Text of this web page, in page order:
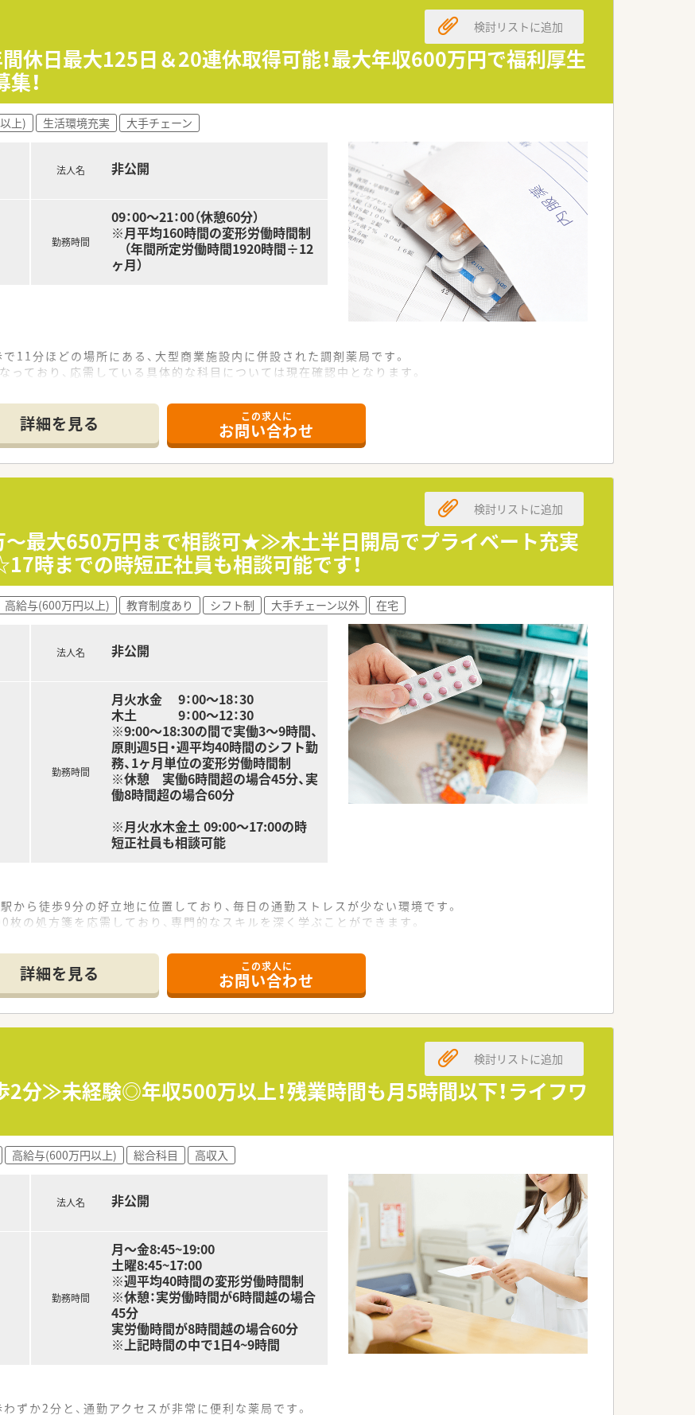
業で、女性社長ならではの視点で柔軟な働き方を追求しています。
ており、事務センターの活用で薬剤師が業務に集中できる環境です。
栄養士と連携した健康相談など予防医療にも力を入れています。
間休日最大125日＆20連休取得可能！最大年収600万円で福利厚生
！
検討リストに追加
上) 生活環境充実 大手チェーン
法人名 非公開
勤務時間
09：00～21：00（休憩60分）
※月平均160時間の変形労働時間制
（年間所定労働時間1920時間÷12
ヶ月）
11分ほどの場所にある、大型商業施設内に併設された調剤薬局です。
ており、応需している具体的な科目については現在確認中となります。
ご経験や前職をしっかりと考慮した上で年収450万円から600万円の範囲で決定します。
7月と12月の年3回支給され、5月は業績連動による賞与が支給される制度です。
教育手当や住宅助成金などの手当項目が充実しており生活面から手厚くサポートされます。
、週32時間以上の勤務条件でご自身のライフスタイルに合わせた働き方が可能となります。
ており、最大20日間の長期連休を分割して取得できるためプライベートも充実します。
あり、復帰率も非常に高く育児時短勤務はお子様が小学校を卒業するまで利用できます。
詳細を見る この求人に
お問い合わせ
～最大650万円まで相談可★≫木土半日開局でプライベート充実
時までの時短正社員も相談可能です！
検討リストに追加
高給与(600万円以上) 教育制度あり シフト制 大手チェーン以外 在宅
法人名 非公開
勤務時間
月火水金 9：00～18：30
木土 9：00～12：30
※9:00～18:30の間で実働3～9時間、
原則週5日・週平均40時間のシフト勤
務、1ヶ月単位の変形労働時間制
※休憩 実働6時間超の場合45分、実
働8時間超の場合60分
※月火水木金土 09:00～17:00の時
短正社員も相談可能
ら徒歩9分の好立地に位置しており、毎日の通勤ストレスが少ない環境です。
の処方箋を応需しており、専門的なスキルを深く学ぶことができます。
、在宅件数の急増に伴い体制を強化するため、新しい仲間を急募しております。
須となるため、普通自動車免許をお持ちで運転ができる方を歓迎いたします。
ください！
場であり、周囲と円滑に連携が取れる明るいお人柄の方を求めています。
局を展開しており、現在も積極的に店舗数を増やしている成長企業です。
ご家族だけでなく、働く従業員の幸せも大切にする姿勢を徹底しています。
リニック開設のコンサルタント事業など、多角的なビジネスを展開しています。
詳細を見る この求人に
お問い合わせ
2分≫未経験◎年収500万以上！残業時間も月5時間以下！ライフワ
検討リストに追加
高給与(600万円以上) 総合科目 高収入
法人名 非公開
勤務時間
月～金8:45~19:00
土曜8:45~17:00
※週平均40時間の変形労働時間制
※休憩：実労働時間が6時間越の場合
45分
実労働時間が8時間越の場合60分
※上記時間の中で1日4~9時間
ずか2分と、通勤アクセスが非常に便利な薬局です。